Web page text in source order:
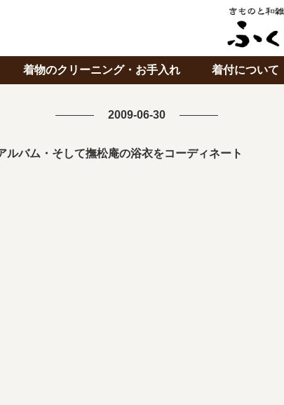
着物のクリーニング・お手入れ 着付について
2009-06-30
ルバム・そして撫松庵の浴衣をコーディネート